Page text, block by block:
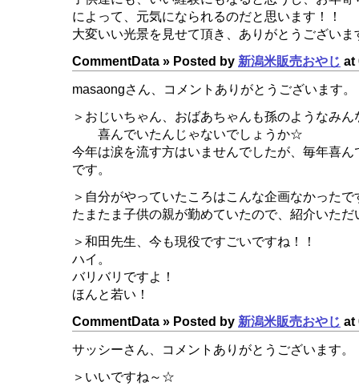
によって、元気になられるのだと思います！！
大変いい光景を見せて頂き、ありがとうございま
CommentData » Posted by 新潟米販売おやじ at
masaongさん、コメントありがとうございます。
＞おじいちゃん、おばあちゃんも孫のようなみ
喜んでいたんじゃないでしょうか☆
今年は涙を流す方はいませんでしたが、毎年喜
です。
＞自分がやっていたころはこんな企画なかったで
たまたま子供の親が勤めていたので、紹介いただ
＞和田先生、今も現役ですごいですね！！
ハイ。
バリバリですよ！
ほんと若い！
CommentData » Posted by 新潟米販売おやじ at
サッシーさん、コメントありがとうございます。
＞いいですね～☆